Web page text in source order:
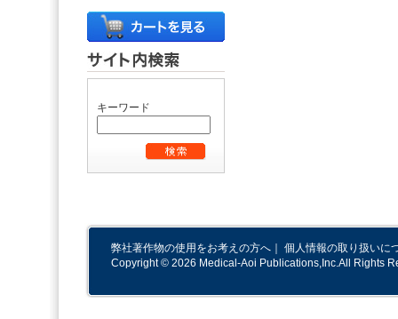
キーワード
弊社著作物の使用をお考えの方へ ｜ 個人情報の取り扱いに
Copyright © 2026 Medical-Aoi Publications,Inc.All Rights